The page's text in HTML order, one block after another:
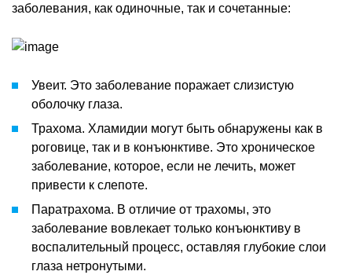
заболевания, как одиночные, так и сочетанные:
Увеит. Это заболевание поражает слизистую
оболочку глаза.
Трахома. Хламидии могут быть обнаружены как в
роговице, так и в конъюнктиве. Это хроническое
заболевание, которое, если не лечить, может
привести к слепоте.
Паратрахома. В отличие от трахомы, это
заболевание вовлекает только конъюнктиву в
воспалительный процесс, оставляя глубокие слои
глаза нетронутыми.